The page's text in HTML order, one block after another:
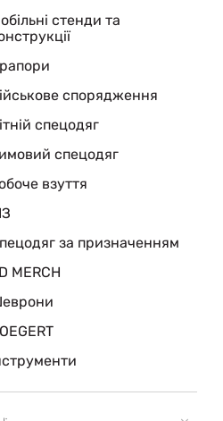
стенди та
спорядження
спецодяг
спецодяг
взуття
за призначенням
MERCH